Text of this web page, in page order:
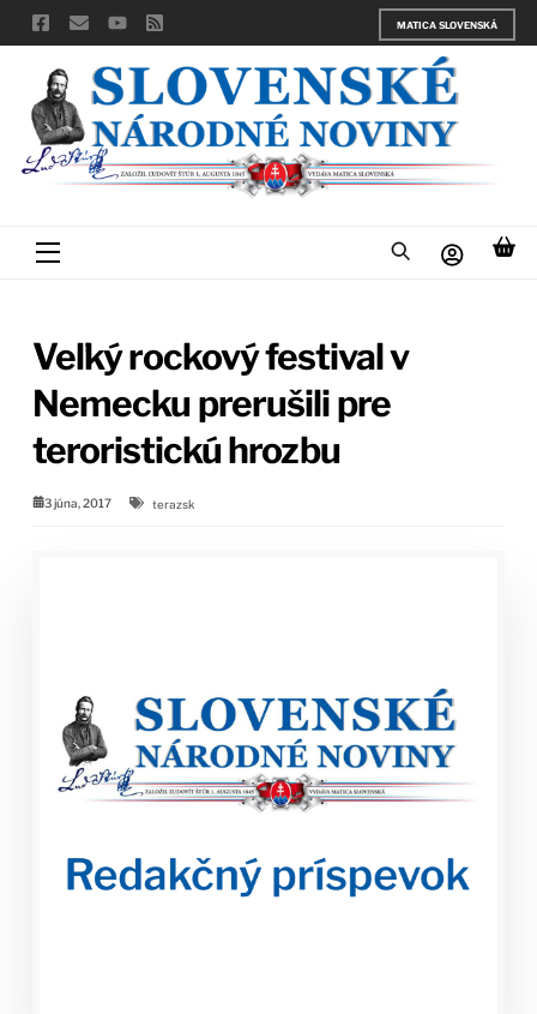
Skip
to
content
MATICA SLOVENSKÁ
Menu
Veľký rockový festival v
Nemecku prerušili pre
teroristickú hrozbu
3 júna, 2017 terazsk